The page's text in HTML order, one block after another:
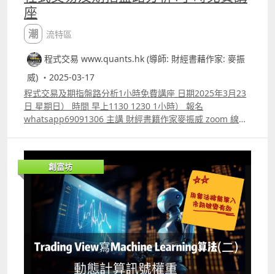
座
潮流特區
程式交易 www.quants.hk (導師: 財經書藉作家: 麥振
威) ・2025-03-17
程式交易及期指盤路分析1小時免費講座 日期2025年3月23
日 星期日） 時間 早上1130 1230 1小時） 報名
whatsapp69091306 主講 財經書籍作家麥振威 zoom 線上
Footprint chart教學及用trading view自制Footprint chart
方法 4.如何快速將pine script寫的交易策略轉為python版
本 5.如何快速學懂用python寫運用排盤市場深度數據的交
易策略autotrade 6.期指盤路分析原理講解 報名whatspp
69091306 或電郵paul.mark881@gmail.com
創富坊